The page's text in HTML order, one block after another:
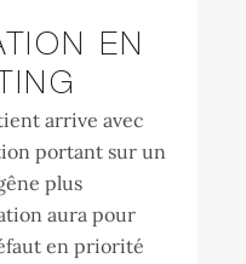
EN
arrive avec
portant sur un
plus
aura pour
en priorité